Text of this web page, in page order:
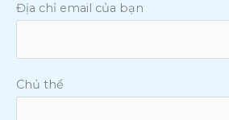
Địa chỉ email của bạn
Chủ thể